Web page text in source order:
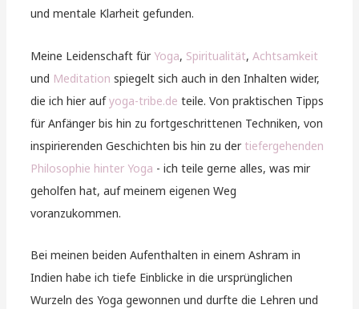
und mentale Klarheit gefunden.
Meine Leidenschaft für Yoga, Spiritualität,Achtsamkeit
und Meditation spiegelt sich auch in den Inhalten wider,
die ich hier aufyoga-tribe.de teile. Von praktischen Tipps
für Anfänger bis hin zu fortgeschrittenen Techniken, von
inspirierenden Geschichten bis hin zu der tiefergehenden
Philosophie hinter Yoga - ich teile gerne alles, was mir
geholfen hat, auf meinem eigenen Weg
voranzukommen.
Bei meinen beiden Aufenthalten in einem Ashram in
Indien habe ich tiefe Einblicke in die ursprünglichen
Wurzeln des Yoga gewonnen und durfte die Lehren und